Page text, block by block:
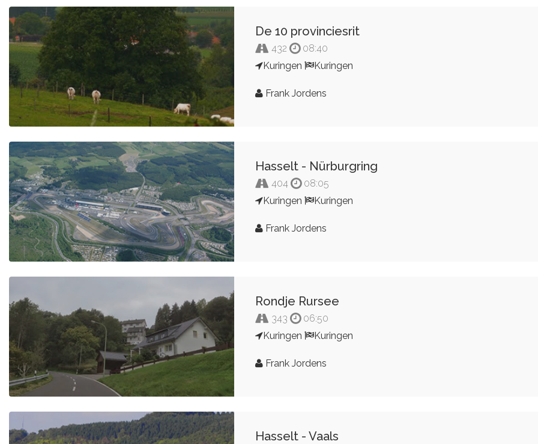
De 10 provinciesrit
432
08:40
Kuringen
Kuringen
Frank Jordens
Hasselt - Nürburgring
404
08:05
Kuringen
Kuringen
Frank Jordens
Rondje Rursee
343
06:50
Kuringen
Kuringen
Frank Jordens
Hasselt - Vaals